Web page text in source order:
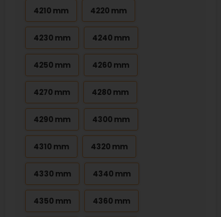
4210 mm 4220 mm
4230 mm 4240 mm
4250 mm 4260 mm
4270 mm 4280 mm
4290 mm 4300 mm
4310 mm 4320 mm
4330 mm 4340 mm
4350 mm 4360 mm